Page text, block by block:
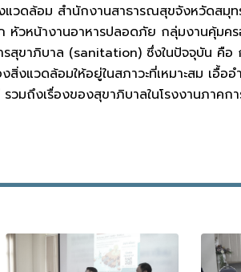
วดล้อม สำนักงานสาธารณสุขจังหวัดสมุ
วหน้างานอาหารปลอดภัย กลุ่มงานคุ้มค
สุขาภิบาล (sanitation) ซึ่งในปัจจุบัน คือ
งแวดล้อมให้อยู่ในสภาวะที่เหมาะสม เอื้อ
มถึงเรื่องของสุขาภิบาลในโรงงานภาคก